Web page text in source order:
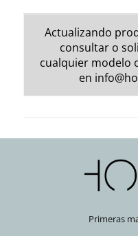
Actualizando
consultar o
cualquier modelo
en
Primeras